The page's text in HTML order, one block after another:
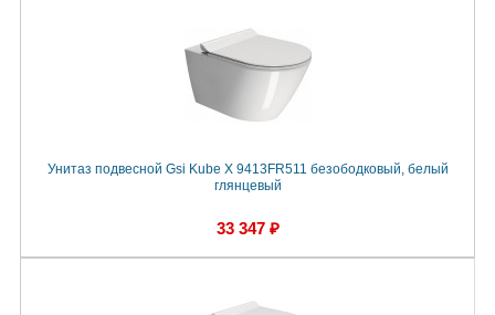
Унитаз подвесной Gsi Kube X 9413FR511 безободковый, белый
глянцевый
33 347 ₽